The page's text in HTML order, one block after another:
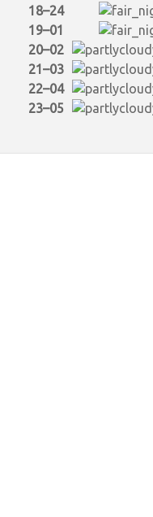
18–24
19–01
20–02
21–03
22–04
23–05